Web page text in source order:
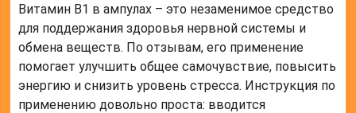
Витамин В1 в ампулах – это незаменимое средство
для поддержания здоровья нервной системы и
обмена веществ. По отзывам, его применение
помогает улучшить общее самочувствие, повысить
энергию и снизить уровень стресса. Инструкция по
применению довольно проста: вводится